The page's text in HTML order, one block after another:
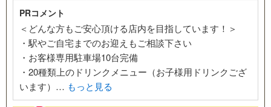
PRコメント
＜どんな方もご安心頂ける店内を目指しています！＞
・駅やご自宅までのお迎えもご相談下さい
・お客様専用駐車場10台完備
・20種類上のドリンクメニュー（お子様用ドリンクござ
います）… もっと見る